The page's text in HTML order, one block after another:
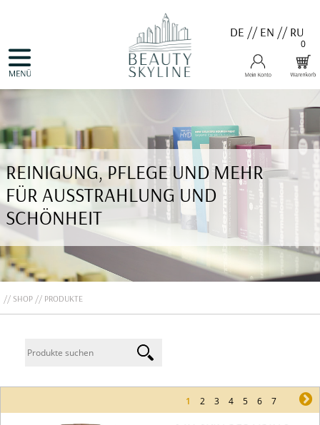
DE //EN //RU
0
NAVIGATION
VALMONT
MENARD
MEDER
COSNOBELL
PROBIO DERM・INFO
BELLEFONTAINE
DERMALOGICA
EVA GARDEN
APHRO CELINA
ANGEBOTE
REINIGUNG, PFLEGE UND MEHR
FÜR AUSSTRAHLUNG UND
SCHÖNHEIT
SHOP PRODUKTE
1 2 3 4 5 6 7